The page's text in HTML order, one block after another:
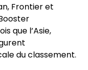
Frontier et
que l’Asie,
du classement.